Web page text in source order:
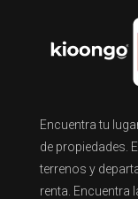
Encuentra tu
de propiedades.
terrenos y
renta. Encuentra